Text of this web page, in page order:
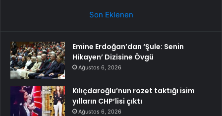
Son Eklenen
Emine Erdoğan’dan ‘Şule: Senin
Hikayen’ Dizisine Övgü
Ağustos 6, 2026
Kılıçdaroğlu’nun rozet taktığı isim
yılların CHP’lisi çıktı
Ağustos 6, 2026